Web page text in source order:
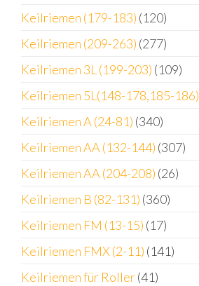
Keilriemen (179-183) (120)
Keilriemen (209-263) (277)
Keilriemen 3L (199-203) (109)
Keilriemen 5L(148-178,185-186)
Keilriemen A (24-81) (340)
Keilriemen AA (132-144) (307)
Keilriemen AA (204-208) (26)
Keilriemen B (82-131) (360)
Keilriemen FM (13-15) (17)
Keilriemen FMX (2-11) (141)
Keilriemen für Roller(41)